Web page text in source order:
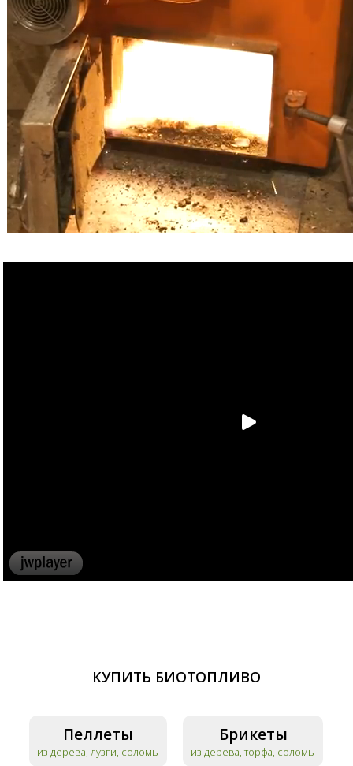
КУПИТЬ БИОТОПЛИВО
Пеллеты
из дерева, лузги, соломы
Брикеты
из дерева, торфа, соломы